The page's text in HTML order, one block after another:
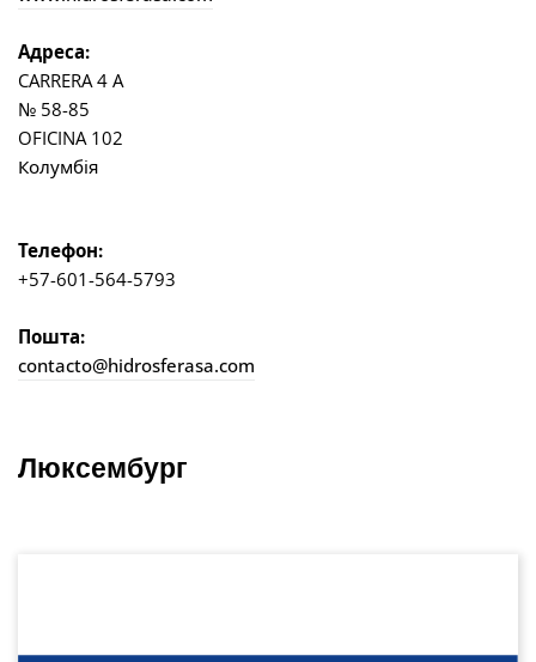
Адреса:
CARRERA 4 A
№ 58-85
OFICINA 102
Колумбія
Телефон:
+57-601-564-5793
Пошта:
contacto@hidrosferasa.com
Люксембург